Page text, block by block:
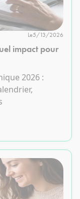
Le5/13/2026
impact pour
2026 :